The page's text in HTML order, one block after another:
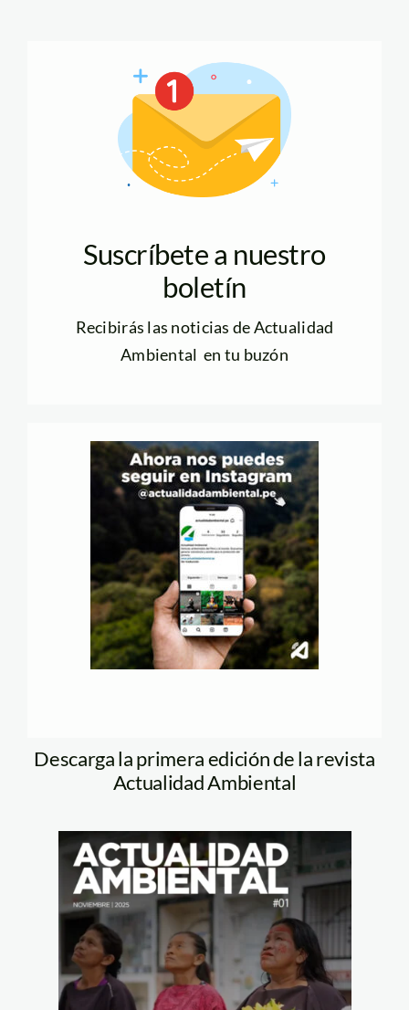
Suscríbete a nuestro
boletín
Recibirás las noticias de Actualidad
Ambiental en tu buzón
Descarga la primera edición de la revista
Actualidad Ambiental